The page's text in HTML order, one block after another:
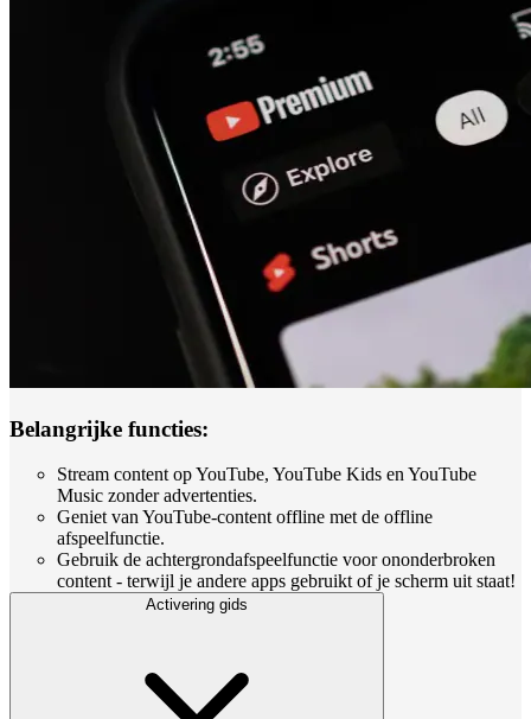
Belangrijke functies:
Stream content op YouTube, YouTube Kids en YouTube
Music zonder advertenties.
Geniet van YouTube-content offline met de offline
afspeelfunctie.
Gebruik de achtergrondafspeelfunctie voor ononderbroken
content - terwijl je andere apps gebruikt of je scherm uit staat!
Activering gids